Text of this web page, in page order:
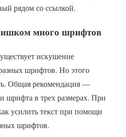
рядом со ссылкой.
много шрифтов
искушение
шрифтов. Но этого
Общая рекомендация —
шрифта в трех размерах. При
усилить текст при помощи
шрифтов.